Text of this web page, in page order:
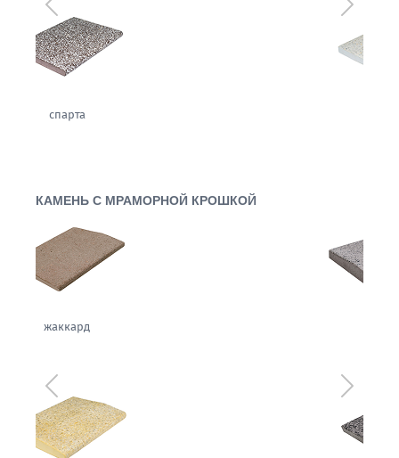
Предыдущий
КАМЕНЬ С МРАМОРНОЙ КРОШКОЙ
Предыдущий